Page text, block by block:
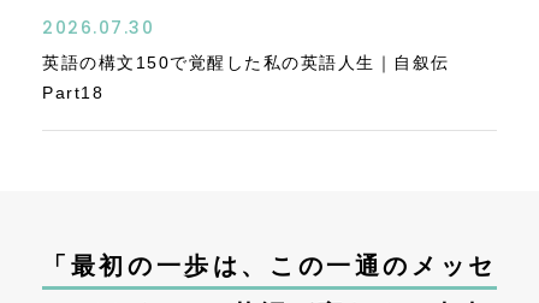
2026.07.30
英語の構文150で覚醒した私の英語人生｜自叙伝
Part18
「最初の一歩は、この一通のメッセ